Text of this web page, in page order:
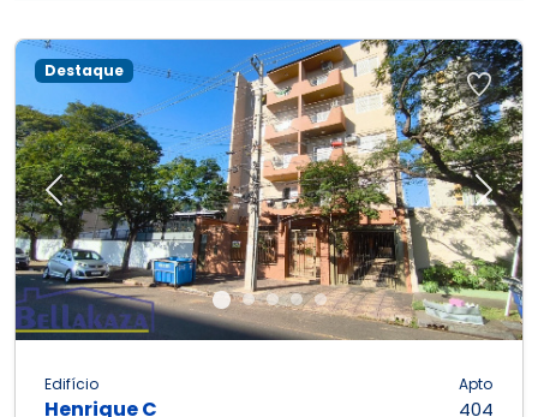
Previous Next
Destaque
Edifício
Henrique C
Apto
404